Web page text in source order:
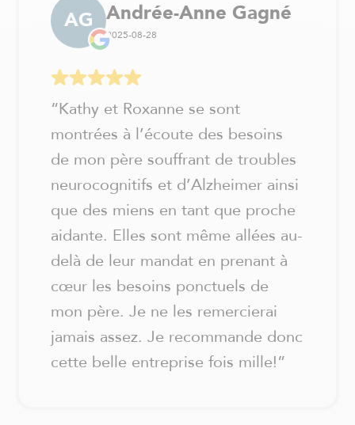
AG Andrée-Anne Gagné
2025-08-28
“Kathy et Roxanne se sont
montrées à l’écoute des besoins
de mon père souffrant de troubles
neurocognitifs et d’Alzheimer ainsi
que des miens en tant que proche
aidante. Elles sont même allées au-
delà de leur mandat en prenant à
cœur les besoins ponctuels de
mon père. Je ne les remercierai
jamais assez. Je recommande donc
cette belle entreprise fois mille!”